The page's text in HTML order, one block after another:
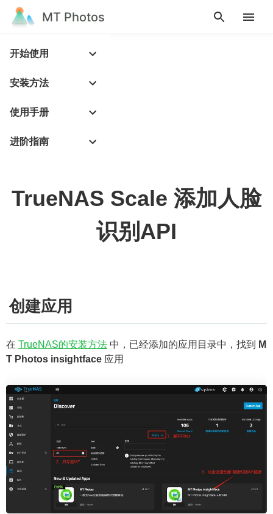
MT Photos
开始使用
安装方法
使用手册
进阶指南
TrueNAS Scale 添加人脸
识别API
创建应用
在 TrueNAS的安装方法 中，已经添加的应用目录中，找到
M
T Photos insightface 应用